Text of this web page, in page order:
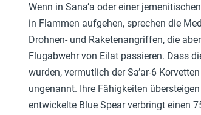
Wenn in Sana’a oder einer
in Flammen aufgehen, sprechen die
Drohnen- und Raketenangriffen, die
Flugabwehr von Eilat passieren. Dass
wurden, vermutlich der Sa’ar-6
ungenannt. Ihre Fähigkeiten
entwickelte Blue Spear verbringt einen